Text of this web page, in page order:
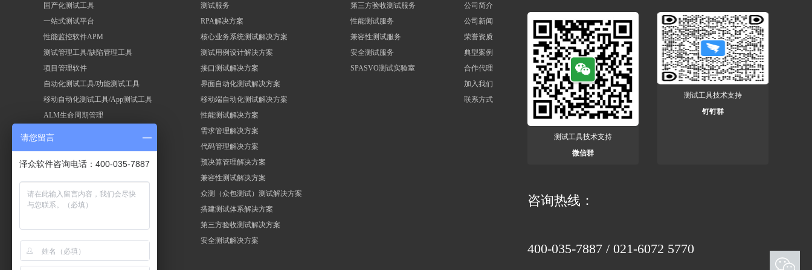
国产化测试工具
一站式测试平台
性能监控软件APM
测试管理工具/缺陷管理工具
项目管理软件
自动化测试工具/功能测试工具
移动自动化测试工具/App测试工具
ALM生命周期管理
RPA机器人流程自动化
测试服务
RPA解决方案
核心业务系统测试解决方案
测试用例设计解决方案
接口测试解决方案
界面自动化测试解决方案
移动端自动化测试解决方案
性能测试解决方案
需求管理解决方案
代码管理解决方案
预决算管理解决方案
兼容性测试解决方案
众测（众包测试）测试解决方案
搭建测试体系解决方案
第三方验收测试解决方案
安全测试解决方案
第三方验收测试服务
性能测试服务
兼容性测试服务
安全测试服务
SPASVO测试实验室
公司简介
公司新闻
荣誉资质
典型案例
合作代理
加入我们
联系方式
测试工具技术支持
微信群
测试工具技术支持
钉钉群
咨询热线：
400-035-7887 / 021-6072 5770
请您留言
泽众软件咨询电话：400-035-7887